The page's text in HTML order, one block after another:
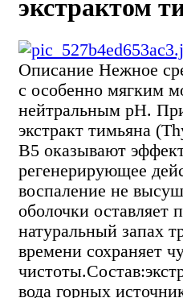
экстрактом
Описание Нежное
с особенно мягким
нейтральным рН.
экстракт тимьяна
В5 оказывают
регенерирующее
воспаление не
оболочки
натуральный запах
времени сохраняет
вода горных